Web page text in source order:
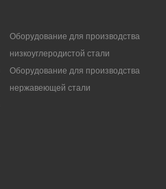
Оборудование для производства
низкоуглеродистой стали
Оборудование для производства
нержавеющей стали